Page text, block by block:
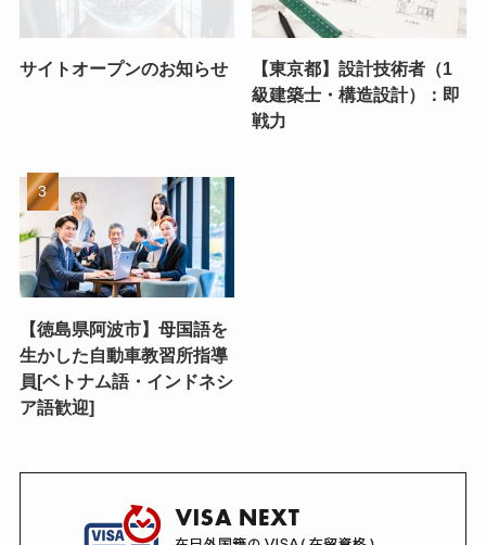
サイトオープンのお知らせ
【東京都】設計技術者（1
級建築士・構造設計）：即
戦力
【徳島県阿波市】母国語を
生かした自動車教習所指導
員[ベトナム語・インドネシ
ア語歓迎]